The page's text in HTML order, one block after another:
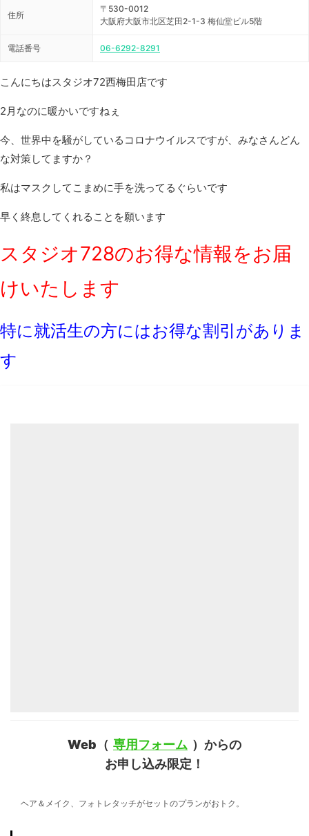
住所
〒530-0012
大阪府大阪市北区芝田2-1-3 梅仙堂ビル5階
電話番号 06-6292-8291
こんにちはスタジオ72西梅田店です
2月なのに暖かいですねぇ
今、世界中を騒がしているコロナウイルスですが、みなさんどん
な対策してますか？
私はマスクしてこまめに手を洗ってるぐらいです
早く終息してくれることを願います
スタジオ728のお得な情報をお届
けいたします
特に就活生の方にはお得な割引がありま
す
Web（ 専用フォーム ）からの
お申し込み限定！
ヘア＆メイク、フォトレタッチがセットのプランがおトク。